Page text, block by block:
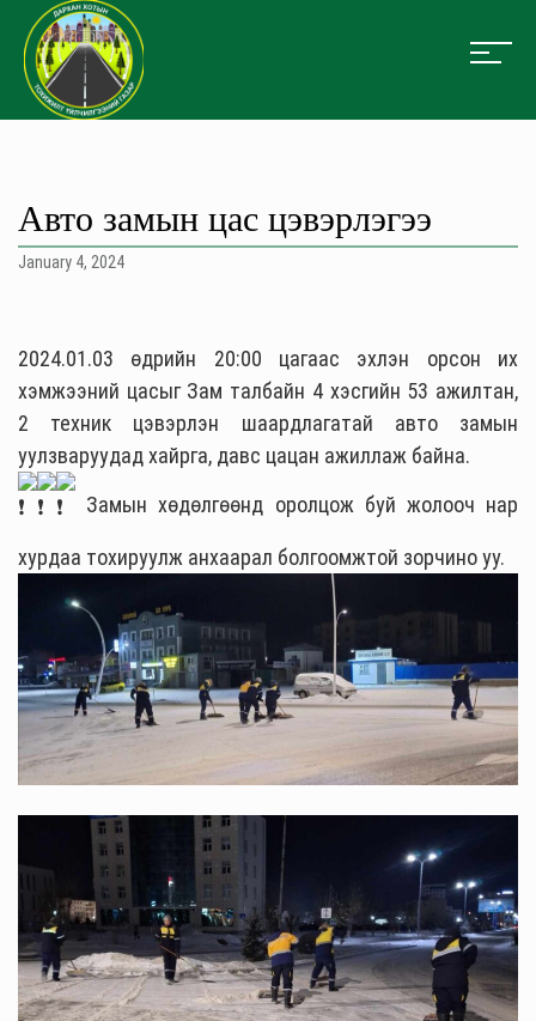
Авто замын цас цэвэрлэгээ
January 4, 2024
2024.01.03 өдрийн 20:00 цагаас эхлэн орсон их
хэмжээний цасыг Зам талбайн 4 хэсгийн 53 ажилтан,
2 техник цэвэрлэн шаардлагатай авто замын
уулзваруудад хайрга, давс цацан ажиллаж байна.
Замын хөдөлгөөнд оролцож буй жолооч нар
хурдаа тохируулж анхаарал болгоомжтой зорчино уу.